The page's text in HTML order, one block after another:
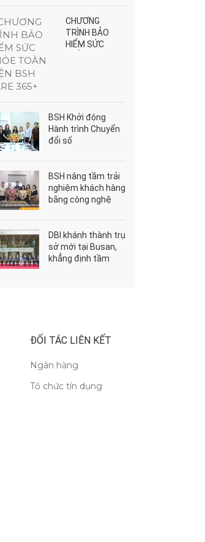
CHƯƠNG
TRÌNH BẢO
HIỂM SỨC
BSH Khởi động
Hành trình Chuyển
đổi số
BSH nâng tầm trải
nghiệm khách hàng
bằng công nghệ
DBI khánh thành trụ
sở mới tại Busan,
khẳng định tầm
ĐỐI TÁC LIÊN KẾT
Ngân hàng
Tổ chức tín dụng